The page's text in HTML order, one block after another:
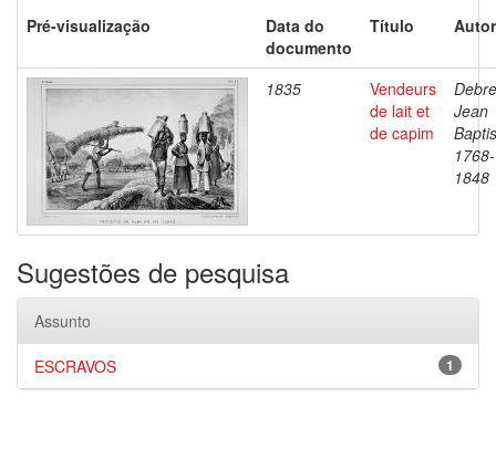
Pré-visualização
Data do
documento
Título
1835
Vendeurs
de lait et
de capim
Jean
1768-
1848
Sugestões de pesquisa
Assunto
1
ESCRAVOS